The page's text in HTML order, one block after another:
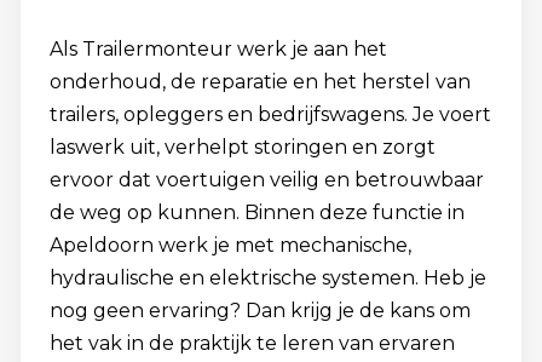
Als Trailermonteur werk je aan het
onderhoud, de reparatie en het herstel van
trailers, opleggers en bedrijfswagens. Je voert
laswerk uit, verhelpt storingen en zorgt
ervoor dat voertuigen veilig en betrouwbaar
de weg op kunnen. Binnen deze functie in
Apeldoorn werk je met mechanische,
hydraulische en elektrische systemen. Heb je
nog geen ervaring? Dan krijg je de kans om
het vak in de praktijk te leren van ervaren